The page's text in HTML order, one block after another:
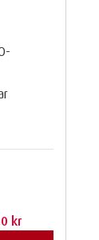
kr